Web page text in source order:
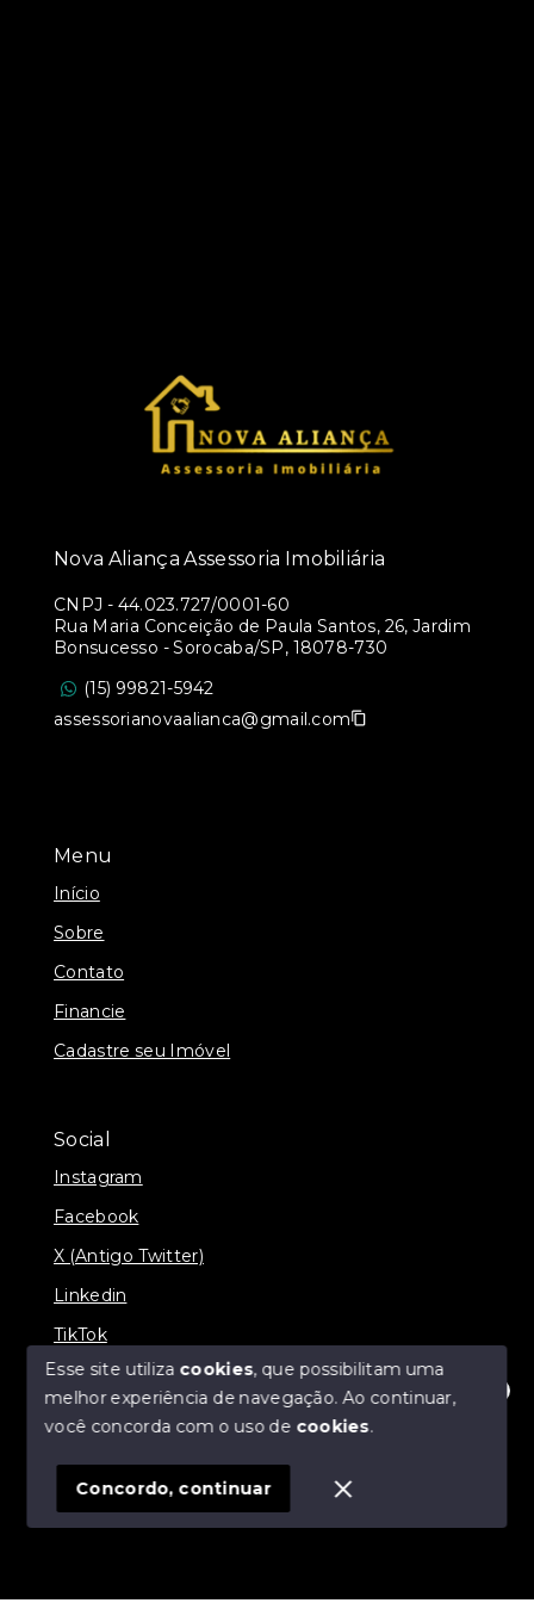
Olá! Estamos disponíveis para te ajudar.
Menu
Início
Sobre
Contato
Financie
Cadastre seu Imóvel
Social
Instagram
Facebook
X (Antigo Twitter)
Linkedin
TikTok
© Copyright 2026 - Nova Aliança Assessoria Imobiliária
SITE PARA IMOBILIARIA
Nova Aliança Assessoria Imobiliária
CNPJ - 44.023.727/0001-60
Rua Maria Conceição de Paula Santos, 26, Jardim
Bonsucesso - Sorocaba/SP, 18078-730
(15) 99821-5942
assessorianovaalianca@gmail.com
Esse site utiliza cookies, que possibilitam uma
melhor experiência de navegação.Ao continuar,
você concorda com o uso de cookies.
Concordo, continuar